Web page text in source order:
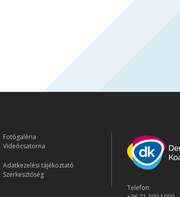
Fotógaléria
Videócsatorna
Adatkezelési tájékoztató
Szerkesztőség
Telefon: